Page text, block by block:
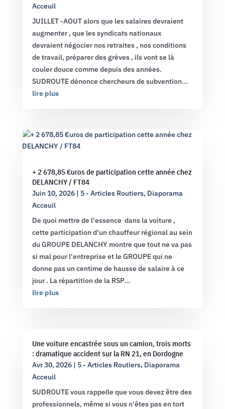
Acceuil
JUILLET -AOUT alors que les salaires devraient
augmenter , que les syndicats nationaux
devraient négocier nos retraites , nos conditions
de travail, préparer des grèves , ils vont se là
couler douce comme depuis des années.
SUDROUTE dénonce chercheurs de subvention...
lire plus
+ 2 678,85 €uros de participation cette année chez
DELANCHY / FT84
Juin 10, 2026| 5 - Articles Routiers, Diaporama
Acceuil
De quoi mettre de l'essence dans la voiture ,
cette participation d'un chauffeur régional au sein
du GROUPE DELANCHY montre que tout ne va pas
si mal pour l'entreprise et le GROUPE qui ne
donne pas un centime de hausse de salaire à ce
jour . La répartition de la RSP...
lire plus
Une voiture encastrée sous un camion, trois morts
: dramatique accident sur la RN 21, en Dordogne
Avr 30, 2026| 5 - Articles Routiers, Diaporama
Acceuil
SUDROUTE vous rappelle que vous devez être des
professionnels, même si vous n'êtes pas en tort